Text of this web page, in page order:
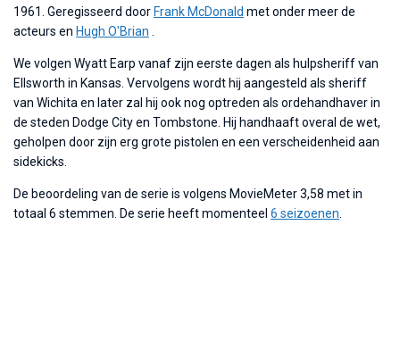
1961. Geregisseerd door Frank McDonald met onder meer de
acteurs en Hugh O'Brian
We volgen Wyatt Earp vanaf zijn eerste dagen als hulpsheriff van
Ellsworth in Kansas. Vervolgens wordt hij aangesteld als sheriff
van Wichita en later zal hij ook nog optreden als ordehandhaver in
de steden Dodge City en Tombstone. Hij handhaaft overal de wet,
geholpen door zijn erg grote pistolen en een verscheidenheid aan
sidekicks.
De beoordeling van de serie is volgens MovieMeter 3,58 met in
totaal 6 stemmen. De serie heeft momenteel 6 seizoenen